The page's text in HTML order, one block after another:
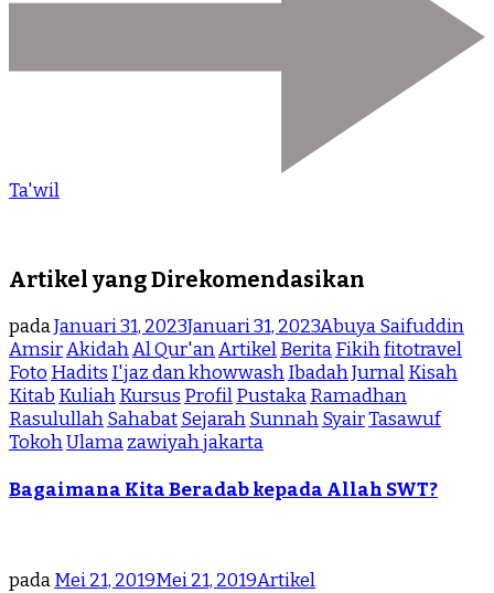
Ta'wil
Artikel yang Direkomendasikan
padaJanuari 31, 2023Januari 31, 2023Abuya Saifuddin
AmsirAkidahAl Qur'anArtikelBeritaFikihfitotravel
Foto Hadits I'jaz dan khowwashIbadahJurnalKisah
Kitab KuliahKursus ProfilPustakaRamadhan
RasulullahSahabatSejarahSunnahSyairTasawuf
TokohUlamazawiyah jakarta
Bagaimana Kita Beradab kepada Allah SWT?
padaMei 21, 2019Mei 21, 2019Artikel